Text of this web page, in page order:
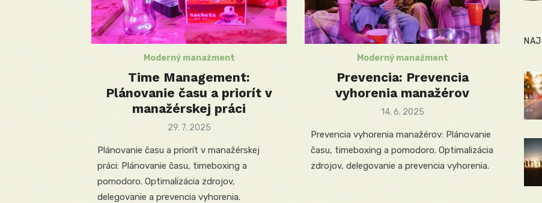
Moderný manažment
Time Management:
Plánovanie času a priorít v
manažérskej práci
Posted
29. 7. 2025
Plánovanie času a priorít v manažérskej
práci: Plánovanie času, timeboxing a
pomodoro. Optimalizácia zdrojov,
delegovanie a prevencia vyhorenia.
Moderný manažment
Prevencia: Prevencia
vyhorenia manažérov
Posted
14. 6. 2025
Prevencia vyhorenia manažérov: Plánovanie
času, timeboxing a pomodoro. Optimalizácia
zdrojov, delegovanie a prevencia vyhorenia.